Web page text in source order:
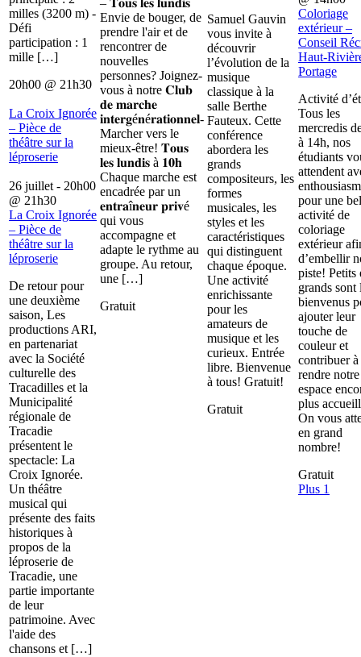
milles (3200 m) -
Défi
participation : 1
mille […]
20h00 @ 21h30
La Croix Ignorée
– Pièce de
théâtre sur la
léproserie
26 juillet - 20h00
@ 21h30
La Croix Ignorée
– Pièce de
théâtre sur la
léproserie
De retour pour
une deuxième
saison, Les
productions ARI,
en partenariat
avec la Société
culturelle des
Tracadilles et la
Municipalité
régionale de
Tracadie
présentent le
spectacle: La
Croix Ignorée.
Un théâtre
musical qui
présente des faits
historiques à
propos de la
léproserie de
Tracadie, une
partie importante
de leur
patrimoine. Avec
l'aide des
chansons et […]
– 𝐓𝐨𝐮𝐬 𝐥𝐞𝐬 𝐥𝐮𝐧𝐝𝐢𝐬
Envie de bouger, de
prendre l'air et de
rencontrer de
nouvelles
personnes? Joignez-
vous à notre 𝐂𝐥𝐮𝐛
𝐝𝐞 𝐦𝐚𝐫𝐜𝐡𝐞
𝐢𝐧𝐭𝐞𝐫𝐠é𝐧é𝐫𝐚𝐭𝐢𝐨𝐧𝐧𝐞𝐥-
Marcher vers le
mieux-être! 𝐓𝐨𝐮𝐬
𝐥𝐞𝐬 𝐥𝐮𝐧𝐝𝐢𝐬 à 𝟏𝟎𝐡
Chaque marche est
encadrée par un
𝐞𝐧𝐭𝐫𝐚î𝐧𝐞𝐮𝐫 𝐩𝐫𝐢𝐯é
qui vous
accompagne et
adapte le rythme au
groupe. Au retour,
une […]
Gratuit
Samuel Gauvin
vous invite à
découvrir
l’évolution de la
musique
classique à la
salle Berthe
Fauteux. Cette
conférence
abordera les
grands
compositeurs, les
formes
musicales, les
styles et les
caractéristiques
qui distinguent
chaque époque.
Une activité
enrichissante
pour les
amateurs de
musique et les
curieux. Entrée
libre. Bienvenue
à tous! Gratuit!
Gratuit
Coloriage
extérieur –
Conseil
Haut-
Portage
Activité
Tous les
mercredis
à 14h, nos
étudiants
attendent
pour une
activité de
coloriage
extérieur
d’embellir
piste! Petits
grands sont
bienvenus
ajouter leur
touche de
couleur et
contribuer à
rendre notre
espace
plus
On vous
en grand
nombre!
Gratuit
Plus 1